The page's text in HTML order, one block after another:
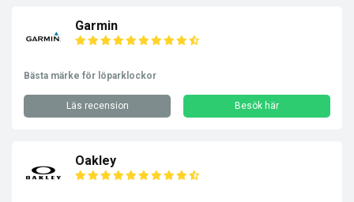
Garmin
Bästa märke för löparklockor
Läs recension Besök här
Oakley